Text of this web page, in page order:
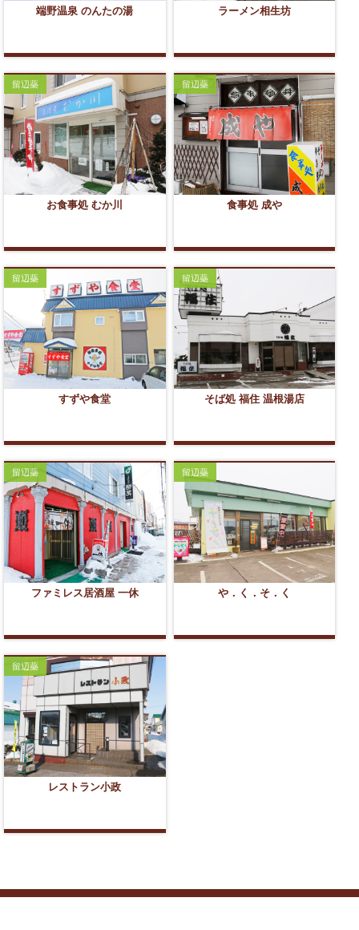
端野温泉 のんたの湯 ラーメン相生坊
お食事処 むか川
留辺蘂
食事処 成や
留辺蘂
すずや食堂
留辺蘂
そば処 福住 温根湯店
留辺蘂
ファミレス居酒屋 一休
留辺蘂
や．く．そ．く
留辺蘂
レストラン小政
留辺蘂